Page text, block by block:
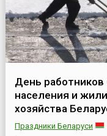
День
населения и
хозяйства
Праздники Беларуси